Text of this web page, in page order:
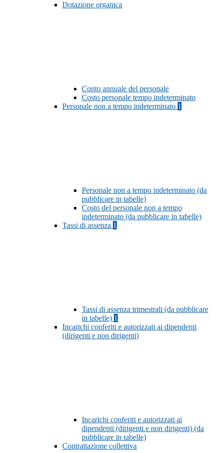
Dotazione organica
Conto annuale del personale
Costo personale tempo indeterminato
Personale non a tempo indeterminato 1
Personale non a tempo indeterminato (da
pubblicare in tabelle)
Costo del personale non a tempo
indeterminato (da pubblicare in tabelle)
Tassi di assenza 1
Tassi di assenza trimestrali (da pubblicare
in tabelle) 1
Incarichi conferiti e autorizzati ai dipendenti
(dirigenti e non dirigenti)
Incarichi conferiti e autorizzati ai
dipendenti (dirigenti e non dirigenti) (da
pubblicare in tabelle)
Contrattazione collettiva